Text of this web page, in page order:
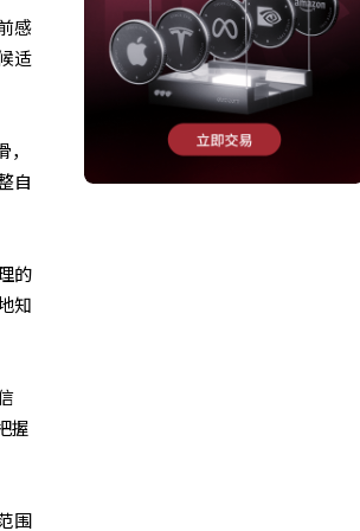
感
适
自
的
知
握
围